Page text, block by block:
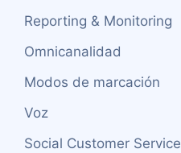
Reporting & Monitoring
Omnicanalidad
Modos de marcación
Voz
Social Customer Service